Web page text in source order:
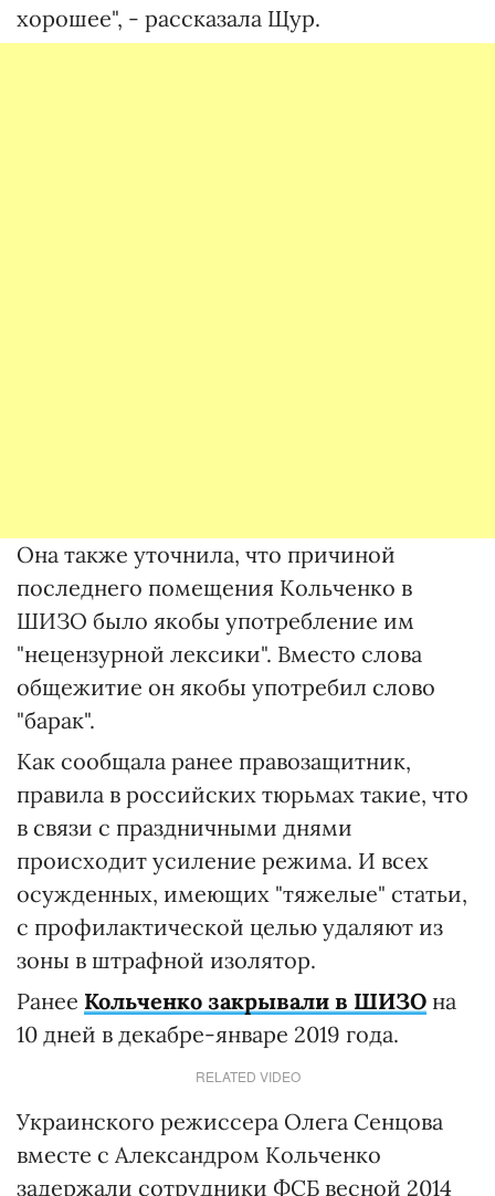
хорошее", - рассказала Щур.
Она также уточнила, что причиной
последнего помещения Кольченко в
ШИЗО было якобы употребление им
"нецензурной лексики". Вместо слова
общежитие он якобы употребил слово
"барак".
Как сообщала ранее правозащитник,
правила в российских тюрьмах такие, что
в связи с праздничными днями
происходит усиление режима. И всех
осужденных, имеющих "тяжелые" статьи,
с профилактической целью удаляют из
зоны в штрафной изолятор.
Ранее Кольченко закрывали в ШИЗО на
10 дней в декабре-январе 2019 года.
RELATED VIDEO
Украинского режиссера Олега Сенцова
вместе с Александром Кольченко
задержали сотрудники ФСБ весной 2014